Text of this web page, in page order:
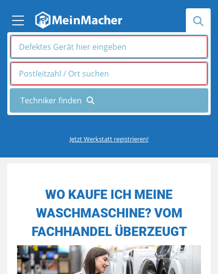
Jetzt Werkstatt registrieren!
WO KAUFE ICH MEINE
WASCHMASCHINE? VOM
FACHHANDEL ÜBERZEUGT